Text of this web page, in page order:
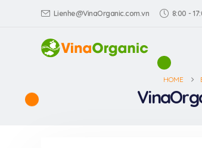
Lienhe@VinaOrganic.com.vn 8:00 -
HOME